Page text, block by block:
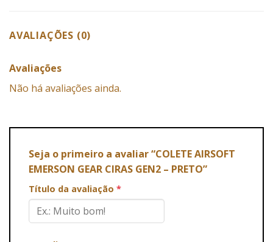
AVALIAÇÕES (0)
Avaliações
Não há avaliações ainda.
Seja o primeiro a avaliar “COLETE AIRSOFT
EMERSON GEAR CIRAS GEN2 – PRETO”
Título da avaliação *